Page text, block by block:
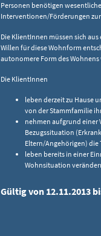
Personen benötigen
Interventionen/Förderungen zur
Die KlientInnen müssen sich
Willen für diese Wohnform
autonomere Form des
Die KlientInnen
leben derzeit zu Hause
von der Stammfamilie
nehmen aufgrund einer
Bezugssituation
Eltern/Angehörigen)
leben bereits in einer
Wohnsituation
Gültig von 12.11.2013